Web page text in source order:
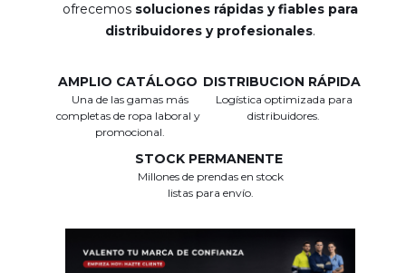
ofrecemos soluciones rápidas y fiables para
distribuidores y profesionales.
AMPLIO CATÁLOGO
Una de las gamas más
completas de ropa laboral y
promocional.
DISTRIBUCION RÁPIDA
Logística optimizada para
distribuidores.
STOCK PERMANENTE
Millones de prendas en stock
listas para envío.